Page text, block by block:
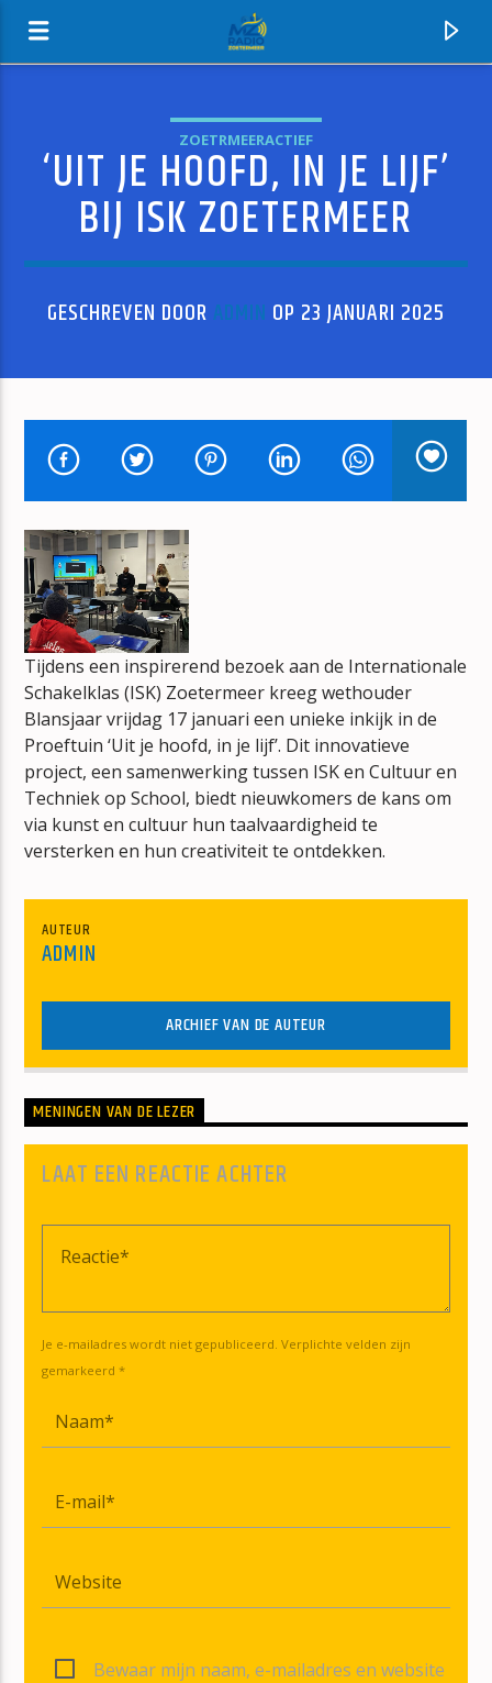
MZ-RADIO
HUIDIG NUMMER
THE MIDDLE OF THE ROAD SHOW
HANS DE KNEGT
mz-radio
ZOETRMEERACTIEF
‘UIT JE HOOFD, IN JE LIJF’
BIJ ISK ZOETERMEER
GESCHREVEN DOOR ADMIN OP 23 JANUARI 2025
Tijdens een inspirerend bezoek aan de Internationale
Schakelklas (ISK) Zoetermeer kreeg wethouder
Blansjaar vrijdag 17 januari een unieke inkijk in de
Proeftuin ‘Uit je hoofd, in je lijf’. Dit innovatieve
project, een samenwerking tussen ISK en Cultuur en
Techniek op School, biedt nieuwkomers de kans om
via kunst en cultuur hun taalvaardigheid te
versterken en hun creativiteit te ontdekken.
AUTEUR
ADMIN
ARCHIEF VAN DE AUTEUR
MENINGEN VAN DE LEZER
LAAT EEN REACTIE ACHTER
Je e-mailadres wordt niet gepubliceerd. Verplichte velden zijn
gemarkeerd *
Bewaar mijn naam, e-mailadres en website